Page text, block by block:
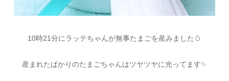
10時21分にラッテちゃんが無事たまごを産みました 🥚
産まれたばかりのたまごちゃんはツヤツヤに光ってます✨